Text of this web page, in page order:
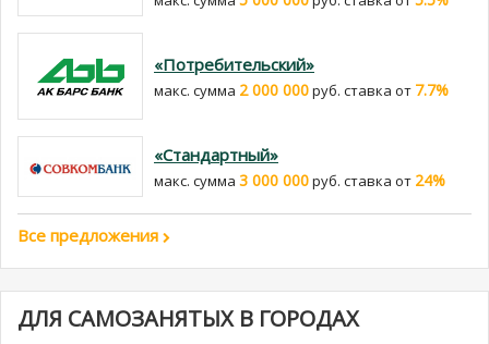
«Потребительский»
макс. сумма 2 000 000руб. cтавка от 7.7%
«Стандартный»
макс. сумма 3 000 000руб. cтавка от 24%
Все предложения
ДЛЯ САМОЗАНЯТЫХ В ГОРОДАХ